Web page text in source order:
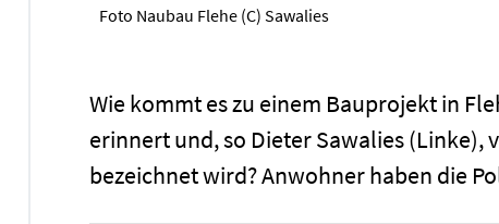
Foto Naubau Flehe (C) Sawalies
Wie kommt es zu einem Bauprojekt in
erinnert und, so Dieter Sawalies (Linke),
bezeichnet wird? Anwohner haben die